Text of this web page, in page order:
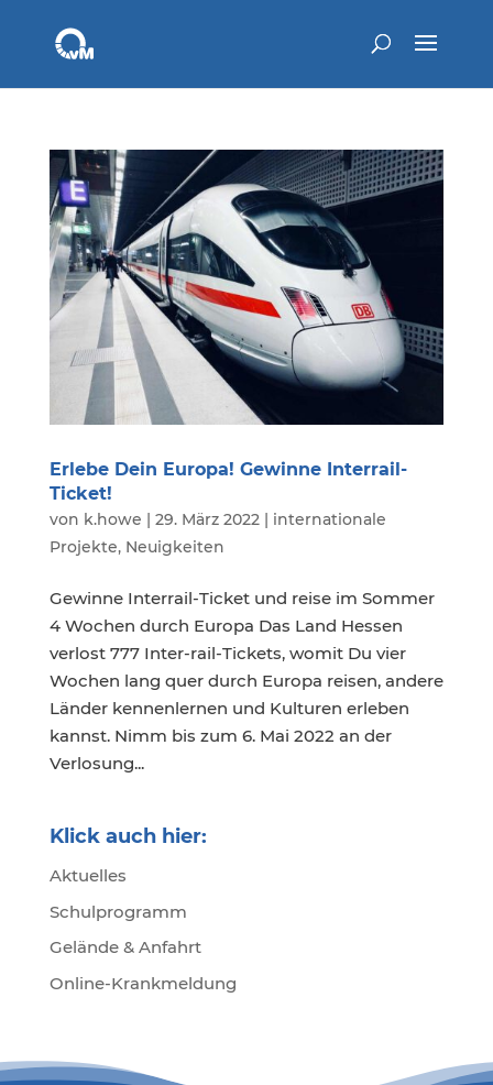
Erlebe Dein Europa! Gewinne Interrail-
Ticket!
von k.howe | 29. März 2022| internationale
Projekte, Neuigkeiten
Gewinne Interrail-Ticket und reise im Sommer
4 Wochen durch Europa Das Land Hessen
verlost 777 Inter-rail-Tickets, womit Du vier
Wochen lang quer durch Europa reisen, andere
Länder kennenlernen und Kulturen erleben
kannst. Nimm bis zum 6. Mai 2022 an der
Verlosung...
Klick auch hier:
Aktuelles
Schulprogramm
Gelände & Anfahrt
Online-Krankmeldung